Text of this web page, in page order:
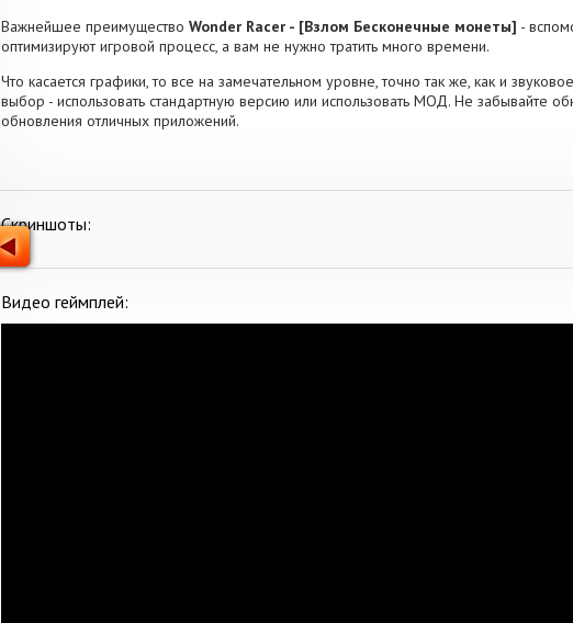
Важнейшее преимущество Wonder Racer - [Взлом Бесконечные монеты] -
оптимизируют игровой процесс, а вам не нужно тратить много времени.
Что касается графики, то все на замечательном уровне, точно так же, как и
выбор - использовать стандартную версию или использовать МОД. Не забывайте
обновления отличных приложений.
Скриншоты:
Видео геймплей: